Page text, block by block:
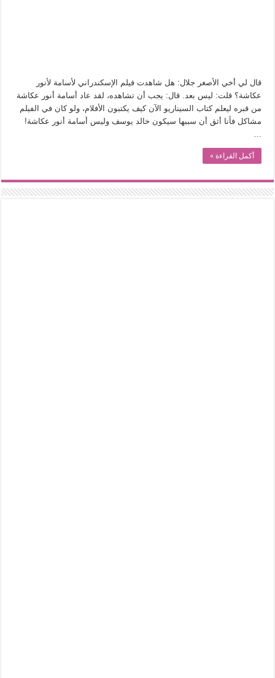
“الرحالة العرب واكتشاف أوروبا”.. قراءة جديدة لبدايات “الاستغراب”
عوالم منصورة عز الدين.. حين يصبح الزمن بطل الرواية
الطعام في الحضارة الإسلامية.. تاريخ يُقرأ بالنكهات
قال لي أخي الأصغر جلال: هل شاهدت فيلم الإسكندراني لأسامة لأنور
عكاشة؟ قلت: ليس بعد. قال: يجب أن تشاهده، لقد عاد أسامة أنور عكاشة
من قبره ليعلم كتاب السيناريو الآن كيف يكتبون الأفلام، ولو كان في الفيلم
مشاكل فأنا أثق أن سببها سيكون خالد يوسف وليس أسامة أنور عكاشة!
أكمل القراءة »